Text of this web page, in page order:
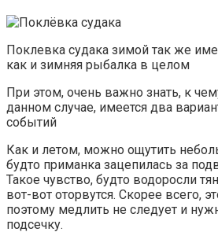
Поклевка судака зимой так же
как и зимняя рыбалка в целом
При этом, очень важно знать, к
данном случае, имеется два
событий
Как и летом, можно ощутить
будто приманка зацепилась за
Такое чувство, будто водоросли
вот-вот оторвутся. Скорее всего,
поэтому медлить не следует и
подсечку.